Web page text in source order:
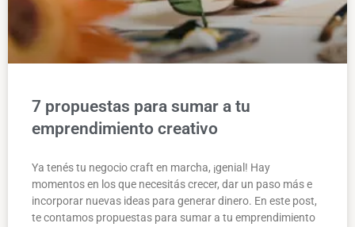
7 propuestas para sumar a tu
emprendimiento creativo
Ya tenés tu negocio craft en marcha, ¡genial! Hay
momentos en los que necesitás crecer, dar un paso más e
incorporar nuevas ideas para generar dinero. En este post,
te contamos propuestas para sumar a tu emprendimiento